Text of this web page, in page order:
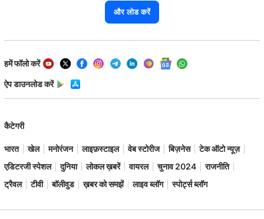
और लोड करें
हमें फॉलो करें
ऐप डाउनलोड करें
कैटेगरी
भारत खेल मनोरंजन लाइफ़स्टाइल वेब स्टोरीज बिज़नेस
टेक ऑटो न्यूज़
एडिटरजी स्पेशल
दुनिया लोकल ख़बरें वायरल चुनाव 2024
राजनीति
ट्रैवल
टीवी बॉलीवुड ख़बर को समझें लाइव ब्लॉग स्पोर्ट्स ब्लॉग